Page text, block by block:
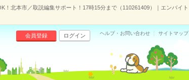
！北本市／取説編集サポート！17時15分まで（110261409）｜エンバイト
会員登録 ログイン ヘルプ・お問い合わせ サイトマップ